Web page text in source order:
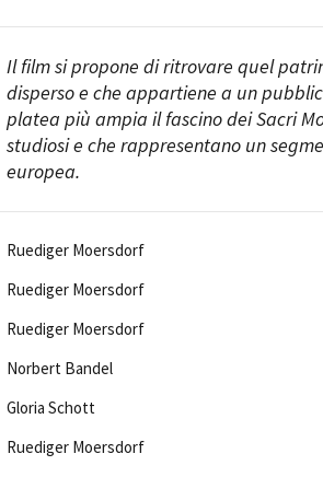
trasparente Bandi e gare Contatti
Il film si propone di ritrovare quel
disperso e che appartiene a un
platea più ampia il fascino dei Sacri
studiosi e che rappresentano un
europea.
Ruediger Moersdorf
Ruediger Moersdorf
Ruediger Moersdorf
Norbert Bandel
Gloria Schott
Ruediger Moersdorf